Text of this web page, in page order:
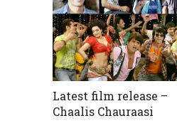
Latest film release –
Chaalis Chauraasi